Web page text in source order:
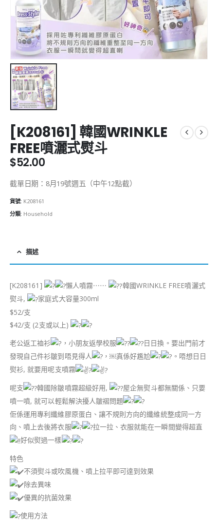
[K208161] 韓國WRINKLE
FREE噴灑式熨斗
$52.00
截單日期：8月19號週五（中午12點截）
貨號: K208161
分類: Household
描述
[K208161] 懶人噴霧⋯⋯
韓國WRINKLE FREE噴灑式
熨斗,
家庭式大容量300ml
$52/支
$42/支 (2支或以上)
老公返工裇衫
，小朋友返學校服
日日換。要出門前才
發現自己件衫皺到唔見得人
，￼真係好尷尬
。唔想日日
熨衫, 就要用呢支噴霧
呢支
韓國除皺噴霧超級好用,
屋企無熨斗都無關係、只要
噴一噴, 就可以輕鬆解決擾人皺褶問題
佢係運用專利纖維膠原蛋白、讓不規則方向的纖維統整成同一方
向、噴上去後將衣服
拉一拉、衣服就能在一瞬間變得超直
好似熨過一樣
️特色
不須熨斗或吹風機、噴上拉平即可達到效果
除去異味
優異的抗菌效果
使用方法